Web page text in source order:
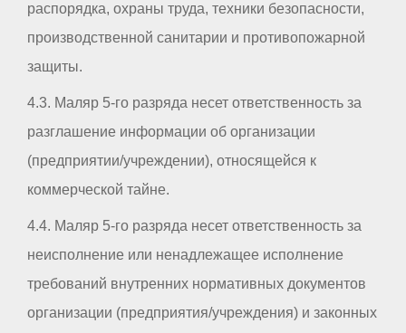
распорядка, охраны труда, техники безопасности,
производственной санитарии и противопожарной
защиты.
4.3. Маляр 5-го разряда несет ответственность за
разглашение информации об организации
(предприятии/учреждении), относящейся к
коммерческой тайне.
4.4. Маляр 5-го разряда несет ответственность за
неисполнение или ненадлежащее исполнение
требований внутренних нормативных документов
организации (предприятия/учреждения) и законных